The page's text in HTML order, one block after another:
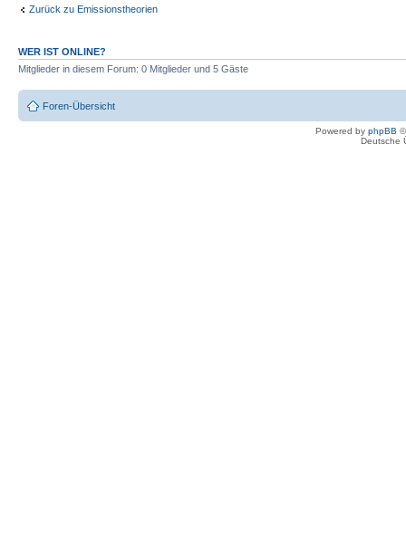
Zurück zu Emissionstheorien
WER IST ONLINE?
Mitglieder in diesem Forum: 0 Mitglieder und 5 Gäste
Foren-Übersicht
Powered by phpBB
Deutsche